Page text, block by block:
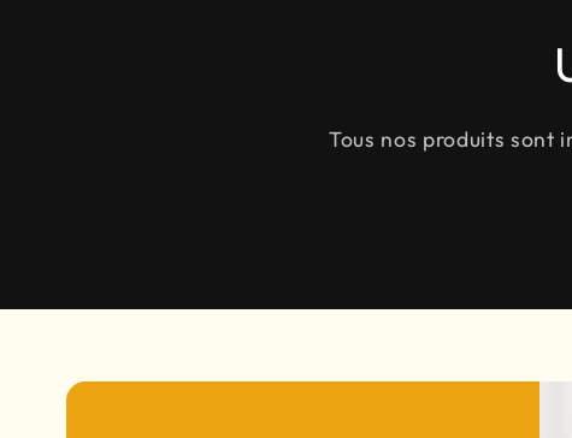
Tous nos produits sont